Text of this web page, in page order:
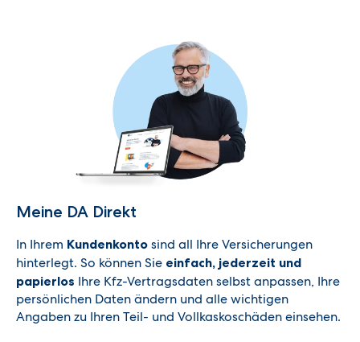
Meine DA Direkt
In Ihrem Kundenkonto sind all Ihre Versicherungen
hinterlegt. So können Sie einfach, jederzeit und
papierlos Ihre Kfz-Vertragsdaten selbst anpassen, Ihre
persönlichen Daten ändern und alle wichtigen
Angaben zu Ihren Teil- und Vollkaskoschäden einsehen.